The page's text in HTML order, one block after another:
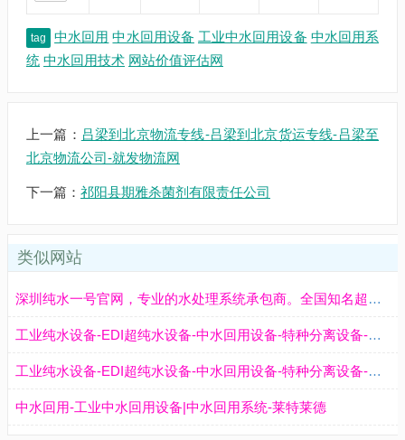
tag 中水回用 中水回用设备 工业中水回用设备 中水回用系
统 中水回用技术 网站价值评估网
上一篇： 吕梁到北京物流专线-吕梁到北京货运专线-吕梁至
北京物流公司-就发物流网
下一篇： 祁阳县期雅杀菌剂有限责任公司
类似网站
深圳纯水一号官网，专业的水处理系统承包商。全国知名超纯水设备厂家，为客户提供半导体超纯水设备，光伏超纯水设备,新能源超纯水设备,中水回用设备
工业纯水设备-EDI超纯水设备-中水回用设备-特种分离设备-一体化废水处理设备-龙创环保
工业纯水设备-EDI超纯水设备-中水回用设备-特种分离设备-一体化废水处理设备-龙创环保
中水回用-工业中水回用设备|中水回用系统-莱特莱德